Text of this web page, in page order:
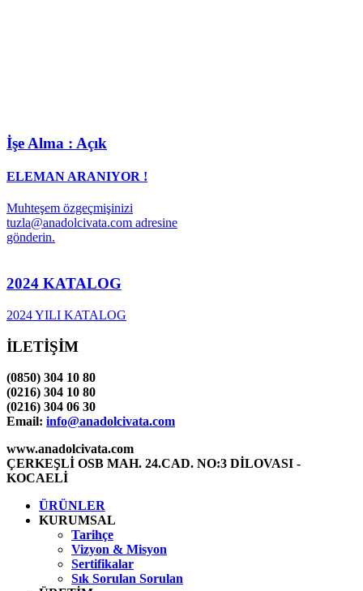
İşe Alma : Açık
ELEMAN ARANIYOR !
Muhteşem özgeçmişinizi
tuzla@anadolcivata.com adresine
gönderin.
2024 KATALOG
2024 YILI KATALOG
İLETİŞİM
(0850) 304 10 80
(0216) 304 10 80
(0216) 304 06 30
Email: info@anadolcivata.com
www.anadolcivata.com
ÇERKEŞLİ OSB MAH. 24.CAD. NO:3 DİLOVASI -
KOCAELİ
ÜRÜNLER
KURUMSAL
Tarihçe
Vizyon & Misyon
Sertifikalar
Sık Sorulan Sorulan